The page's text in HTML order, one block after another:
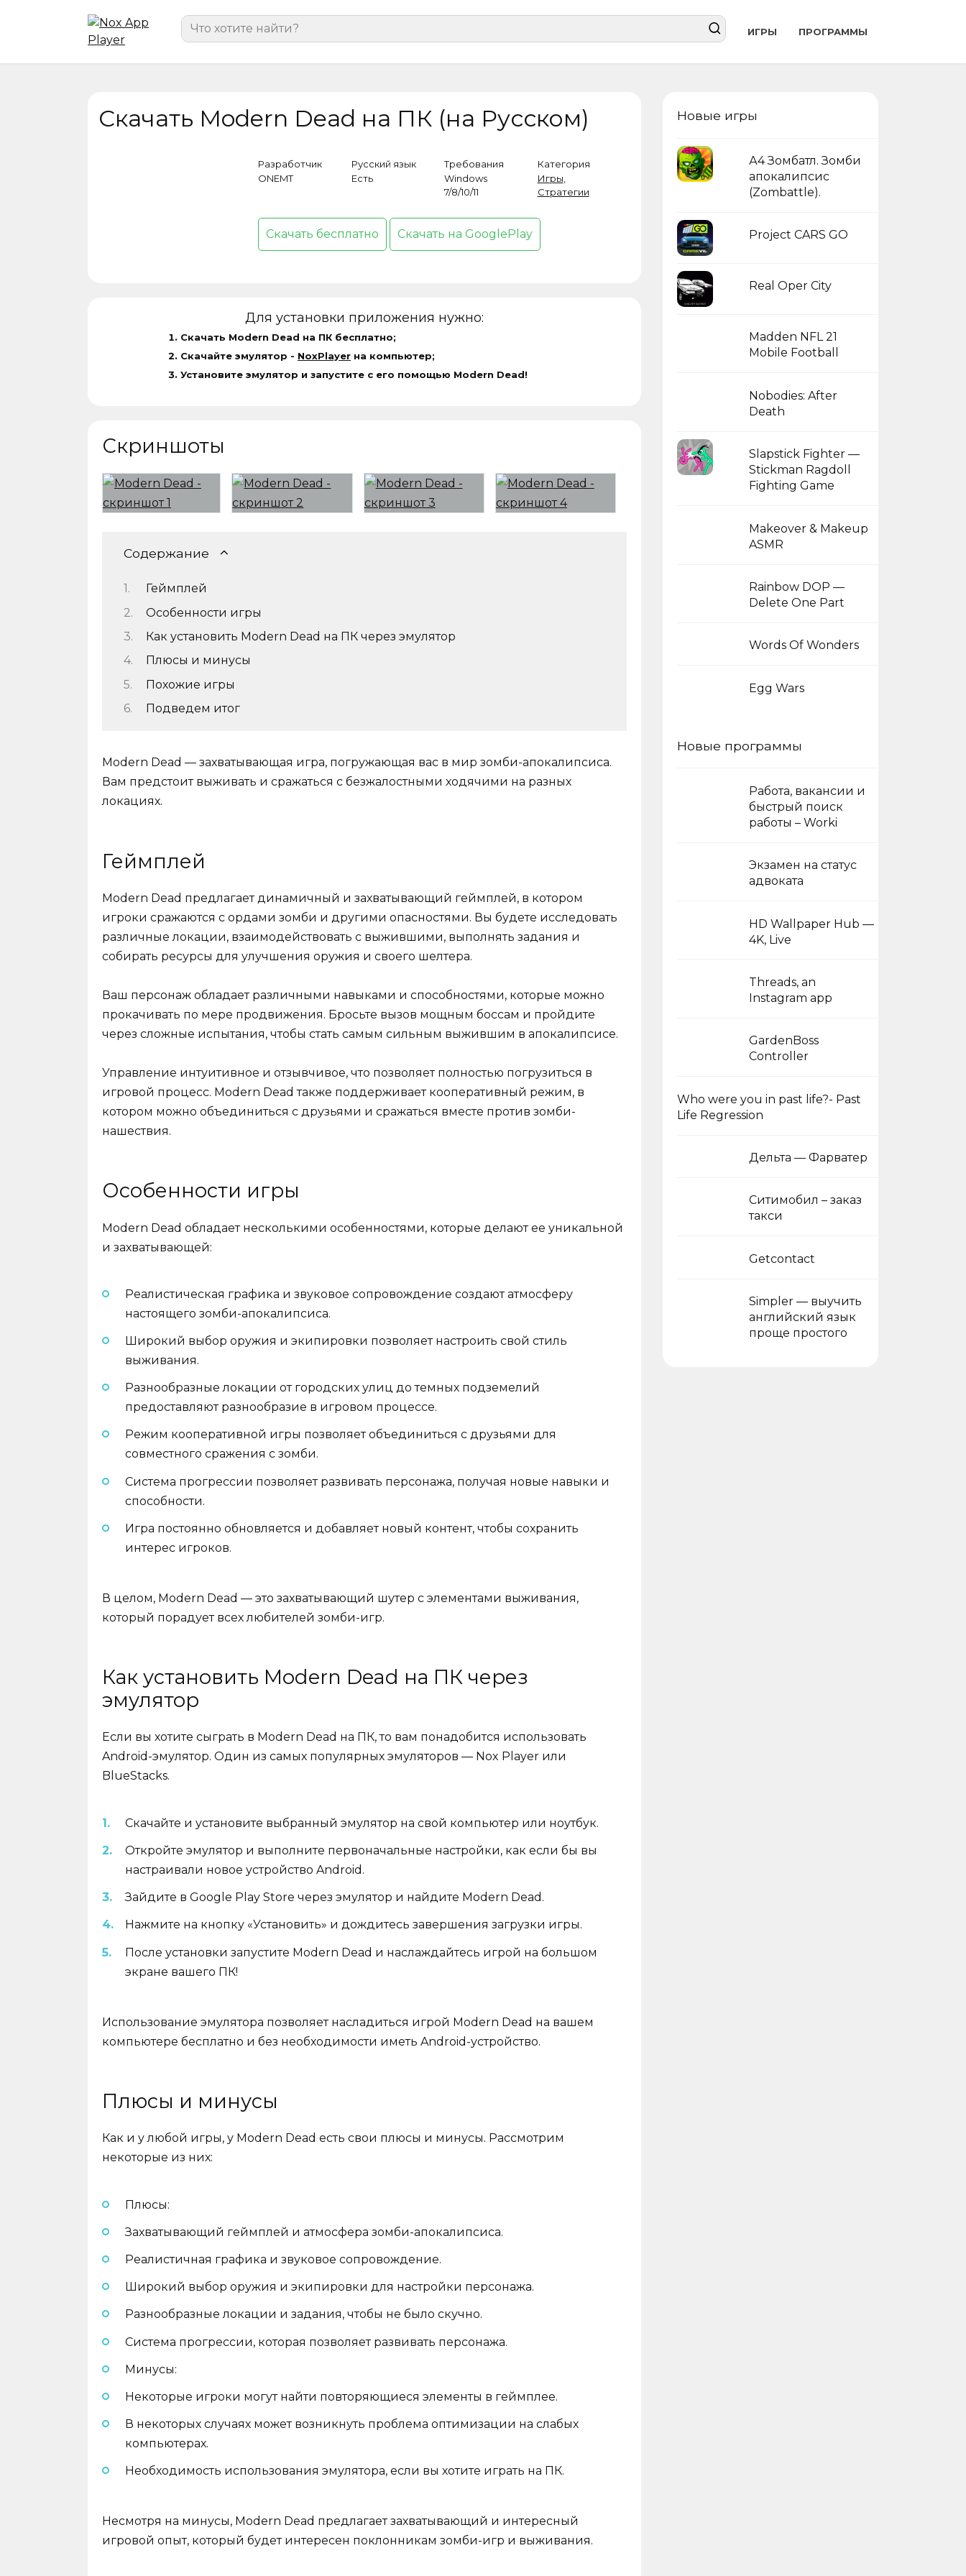
Search
for:
ИГРЫ ПРОГРАММЫ
Скачать Modern Dead на ПК (на Русском)
Разработчик
ONEMT
Русский язык
Есть
Требования
Windows
7/8/10/11
Категория
Игры
Стратегии
Скачать бесплатно Скачать на GooglePlay
Для установки приложения нужно:
Скачать Modern Dead на ПК бесплатно;
Скачайте эмулятор - NoxPlayer на компьютер;
Установите эмулятор и запустите с его помощью Modern Dead!
Скриншоты
Содержание
Геймплей
Особенности игры
Как установить Modern Dead на ПК через эмулятор
Плюсы и минусы
Похожие игры
Подведем итог
Modern Dead — захватывающая игра, погружающая вас в мир зомби-апокалипсиса.
Вам предстоит выживать и сражаться с безжалостными ходячими на разных
локациях.
Геймплей
Modern Dead предлагает динамичный и захватывающий геймплей, в котором
игроки сражаются с ордами зомби и другими опасностями. Вы будете исследовать
различные локации, взаимодействовать с выжившими, выполнять задания и
собирать ресурсы для улучшения оружия и своего шелтера.
Ваш персонаж обладает различными навыками и способностями, которые можно
прокачивать по мере продвижения. Бросьте вызов мощным боссам и пройдите
через сложные испытания, чтобы стать самым сильным выжившим в апокалипсисе.
Управление интуитивное и отзывчивое, что позволяет полностью погрузиться в
игровой процесс. Modern Dead также поддерживает кооперативный режим, в
котором можно объединиться с друзьями и сражаться вместе против зомби-
нашествия.
Особенности игры
Modern Dead обладает несколькими особенностями, которые делают ее уникальной
и захватывающей:
Реалистическая графика и звуковое сопровождение создают атмосферу
настоящего зомби-апокалипсиса.
Широкий выбор оружия и экипировки позволяет настроить свой стиль
выживания.
Разнообразные локации от городских улиц до темных подземелий
предоставляют разнообразие в игровом процессе.
Режим кооперативной игры позволяет объединиться с друзьями для
совместного сражения с зомби.
Система прогрессии позволяет развивать персонажа, получая новые навыки и
способности.
Игра постоянно обновляется и добавляет новый контент, чтобы сохранить
интерес игроков.
В целом, Modern Dead — это захватывающий шутер с элементами выживания,
который порадует всех любителей зомби-игр.
Как установить Modern Dead на ПК через
эмулятор
Если вы хотите сыграть в Modern Dead на ПК, то вам понадобится использовать
Android-эмулятор. Один из самых популярных эмуляторов — Nox Player или
BlueStacks.
Скачайте и установите выбранный эмулятор на свой компьютер или ноутбук.
Откройте эмулятор и выполните первоначальные настройки, как если бы вы
настраивали новое устройство Android.
Зайдите в Google Play Store через эмулятор и найдите Modern Dead.
Нажмите на кнопку «Установить» и дождитесь завершения загрузки игры.
После установки запустите Modern Dead и наслаждайтесь игрой на большом
экране вашего ПК!
Использование эмулятора позволяет насладиться игрой Modern Dead на вашем
компьютере бесплатно и без необходимости иметь Android-устройство.
Плюсы и минусы
Как и у любой игры, у Modern Dead есть свои плюсы и минусы. Рассмотрим
некоторые из них:
Плюсы:
Захватывающий геймплей и атмосфера зомби-апокалипсиса.
Реалистичная графика и звуковое сопровождение.
Широкий выбор оружия и экипировки для настройки персонажа.
Разнообразные локации и задания, чтобы не было скучно.
Система прогрессии, которая позволяет развивать персонажа.
Минусы:
Некоторые игроки могут найти повторяющиеся элементы в геймплее.
В некоторых случаях может возникнуть проблема оптимизации на слабых
компьютерах.
Необходимость использования эмулятора, если вы хотите играть на ПК.
Несмотря на минусы, Modern Dead предлагает захватывающий и интересный
игровой опыт, который будет интересен поклонникам зомби-игр и выживания.
Новые игры
А4 Зомбатл. Зомби
апокалипсис
(Zombattle).
Project CARS GO
Real Oper City
Madden NFL 21
Mobile Football
Nobodies: After
Death
Slapstick Fighter —
Stickman Ragdoll
Fighting Game
Makeover & Makeup
ASMR
Rainbow DOP —
Delete One Part
Words Of Wonders
Egg Wars
Новые программы
Работа, вакансии и
быстрый поиск
работы – Worki
Экзамен на статус
адвоката
HD Wallpaper Hub —
4K, Live
Threads, an
Instagram app
GardenBoss
Controller
Who were you in past life?- Past
Life Regression
Дельта — Фарватер
Ситимобил – заказ
такси
Getcontact
Simpler — выучить
английский язык
проще простого